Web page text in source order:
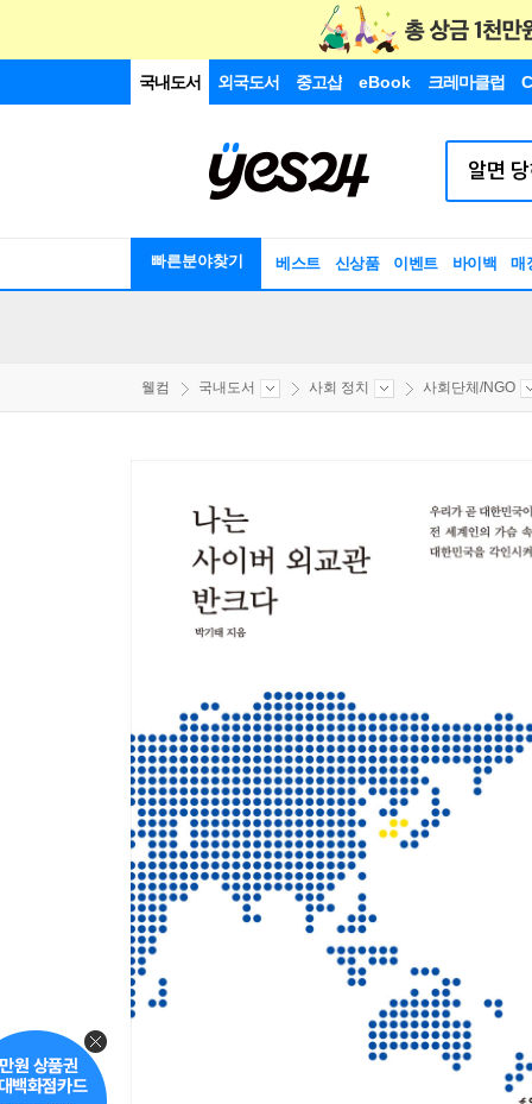
국내도서 외국도서 중고샵 eBook 크레마클럽
빠른분야찾기 베스트 신상품 이벤트 바이백 매
웰컴 국내도서 사회 정치 사회단체/NGO